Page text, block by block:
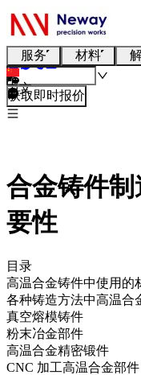
服务 材料
中文
获取即时报价
合金铸件
要性
目录
高温合金铸件中使用的
各种铸造方法中高温合
真空熔模铸件
粉末冶金部件
高温合金精密锻件
CNC 加工高温合金部件